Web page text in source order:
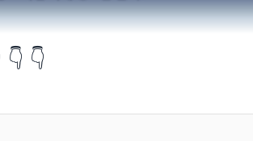
👇 👇